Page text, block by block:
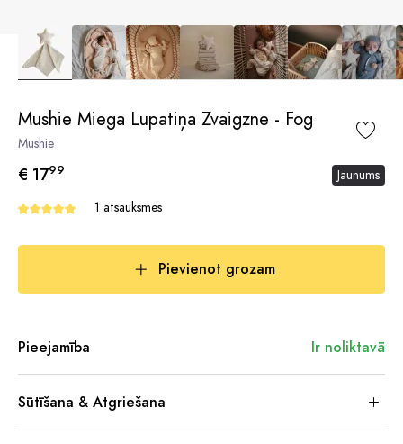
Mushie Miega Lupatiņa Zvaigzne - Fog
Mushie
€ 1799
Jaunums
1 atsauksmes
Pievienot grozam
Pieejamība Ir noliktavā
Sūtīšana & Atgriešana